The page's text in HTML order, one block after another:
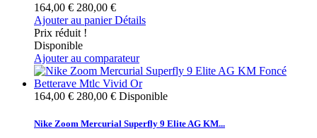
164,00 € 280,00 €
Ajouter au panier Détails
Prix réduit !
Disponible
Ajouter au comparateur
164,00 € 280,00 € Disponible
Nike Zoom Mercurial Superfly 9 Elite AG KM...